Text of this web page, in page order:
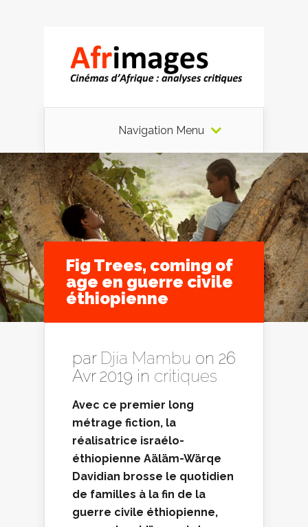
Navigation Menu
Fig Trees, coming of
age en guerre civile
éthiopienne
par Djia Mambu on 26
Avr 2019 in critiques
Avec ce premier long
métrage fiction, la
réalisatrice israélo-
éthiopienne Aäläm-Wärqe
Davidian brosse le quotidien
de familles à la fin de la
guerre civile éthiopienne,